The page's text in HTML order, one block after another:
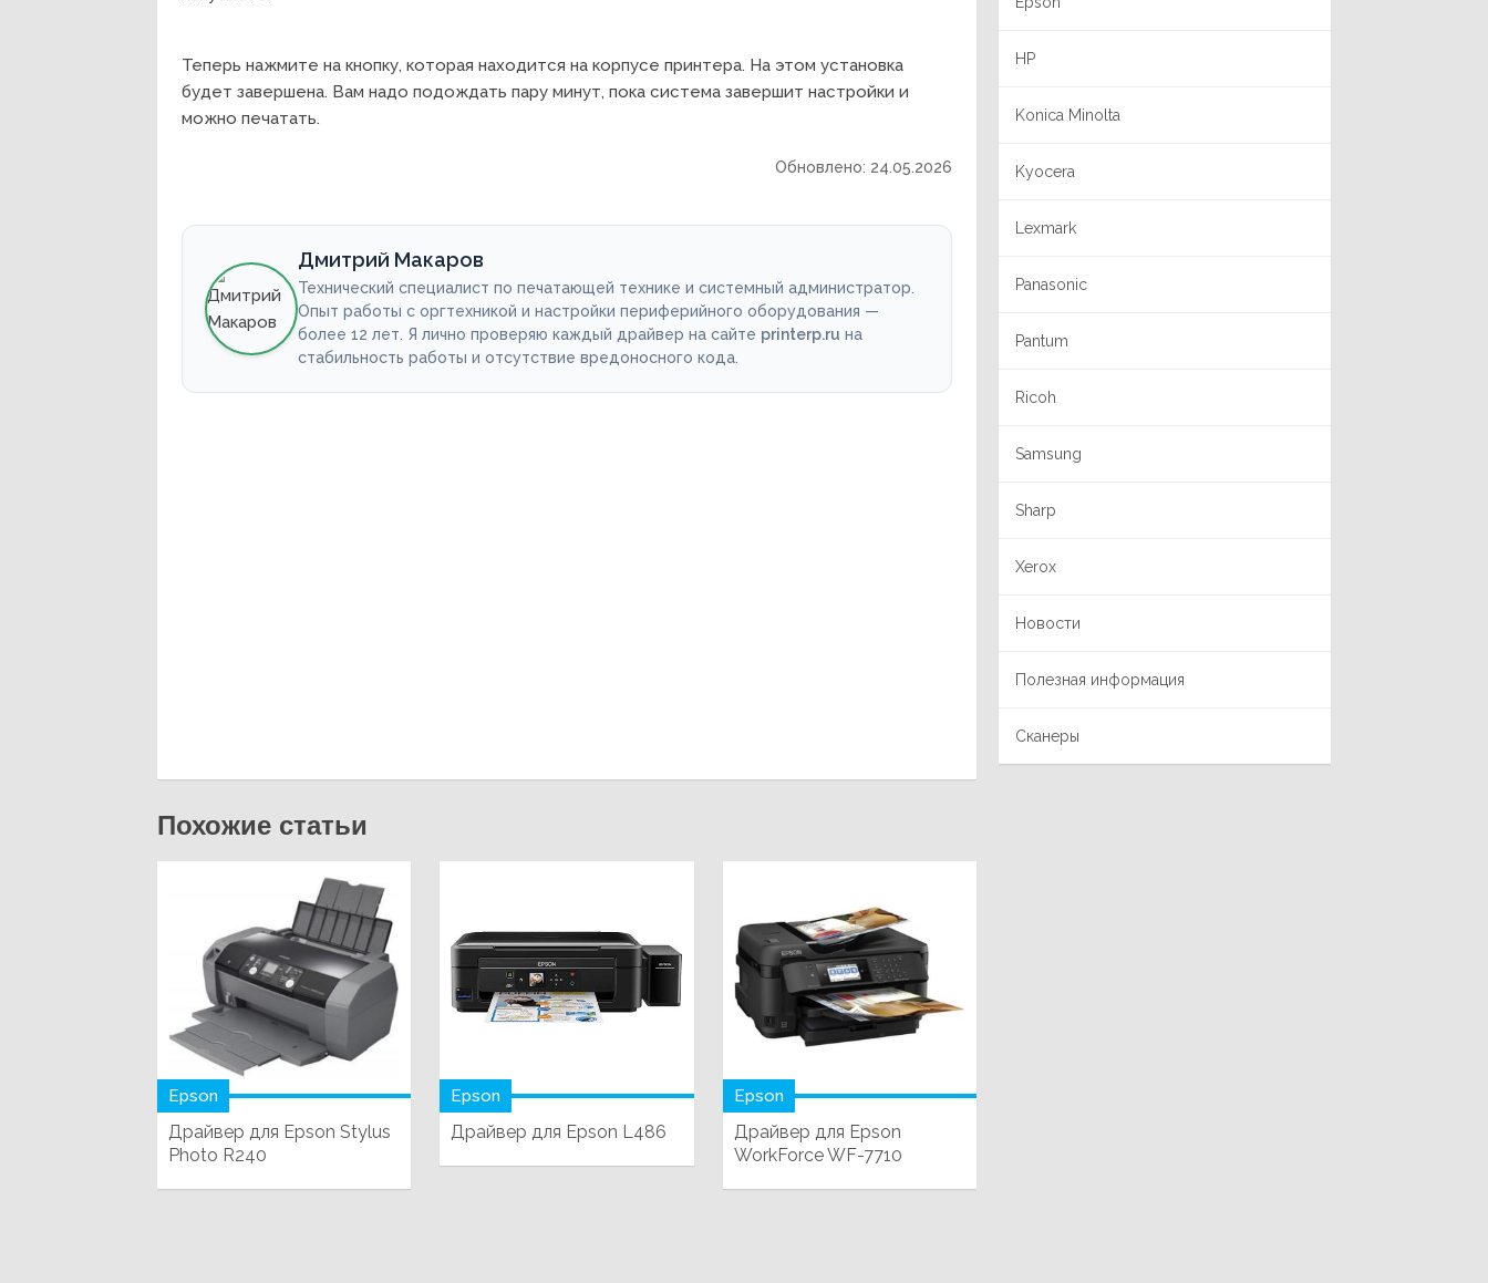
Теперь нажмите на кнопку, которая находится на корпусе принтера. На этом установка
будет завершена. Вам надо подождать пару минут, пока система завершит настройки и
можно печатать.
Обновлено: 24.05.2026
Дмитрий Макаров
Технический специалист по печатающей технике и системный администратор.
Опыт работы с оргтехникой и настройки периферийного оборудования —
более 12 лет. Я лично проверяю каждый драйвер на сайте printerp.ru на
стабильность работы и отсутствие вредоносного кода.
Похожие статьи
Epson
Драйвер для Epson Stylus
Photo R240
Epson
Драйвер для Epson L486
Epson
Драйвер для Epson
WorkForce WF-7710
HP
Konica Minolta
Kyocera
Lexmark
Panasonic
Pantum
Ricoh
Samsung
Sharp
Xerox
Новости
Полезная информация
Сканеры